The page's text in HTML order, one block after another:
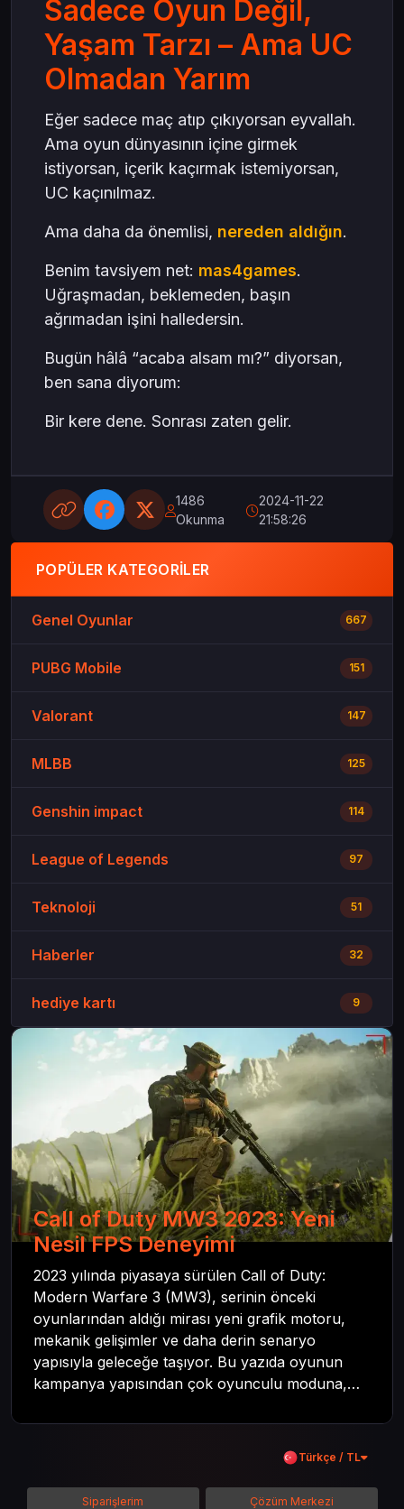
Sadece Oyun Değil,
Yaşam Tarzı – Ama UC
Olmadan Yarım
Eğer sadece maç atıp çıkıyorsan eyvallah.
Ama oyun dünyasının içine girmek
istiyorsan, içerik kaçırmak istemiyorsan,
UC kaçınılmaz.
Ama daha da önemlisi, nereden aldığın.
Benim tavsiyem net: mas4games.
Uğraşmadan, beklemeden, başın
ağrımadan işini halledersin.
Bugün hâlâ “acaba alsam mı?” diyorsan,
ben sana diyorum:
Bir kere dene. Sonrası zaten gelir.
1486
Okunma
2024-11-22
21:58:26
POPÜLER KATEGORILER
Genel Oyunlar 667
PUBG Mobile 151
Valorant 147
MLBB 125
Genshin impact 114
League of Legends 97
Teknoloji 51
Haberler 32
hediye kartı 9
Call of Duty MW3 2023: Yeni
Nesil FPS Deneyimi
2023 yılında piyasaya sürülen Call of Duty:
Modern Warfare 3 (MW3), serinin önceki
oyunlarından aldığı mirası yeni grafik motoru,
mekanik gelişimler ve daha derin senaryo
yapısıyla geleceğe taşıyor. Bu yazıda oyunun
kampanya yapısından çok oyunculu moduna,
kadar her şeyi kapsamaya çalışacaktır. Tüm
içeriği boyunca Call of Duty evreninin
detaylarına inilecek ve steam hediye kartı
kullanımının avantajlarından da bahsedilecektir.
Türkçe / TL
Siparişlerim Çözüm Merkezi